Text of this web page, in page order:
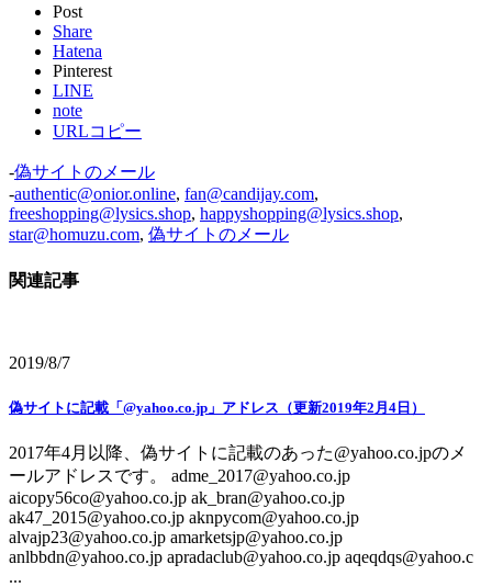
Post
Share
Hatena
Pinterest
LINE
note
URLコピー
-偽サイトのメール
-authentic@onior.online, fan@candijay.com,
freeshopping@lysics.shop, happyshopping@lysics.shop,
star@homuzu.com, 偽サイトのメール
関連記事
2019/8/7
偽サイトに記載「@yahoo.co.jp」アドレス（更新2019年2月4日）
2017年4月以降、偽サイトに記載のあった@yahoo.co.jpのメ
ールアドレスです。 adme_2017@yahoo.co.jp
aicopy56co@yahoo.co.jp ak_bran@yahoo.co.jp
ak47_2015@yahoo.co.jp aknpycom@yahoo.co.jp
alvajp23@yahoo.co.jp amarketsjp@yahoo.co.jp
anlbbdn@yahoo.co.jp apradaclub@yahoo.co.jp aqeqdqs@yahoo.c
...